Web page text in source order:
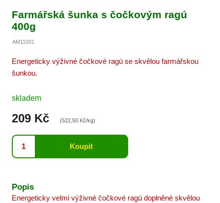
Farmářská šunka s čočkovým ragú
400g
AM11001
Energeticky výživné čočkové ragú se skvělou farmářskou
šunkou.
skladem
209 Kč (522,50 Kč/kg)
Popis
Energeticky velmi výživné čočkové ragú doplněné skvělou